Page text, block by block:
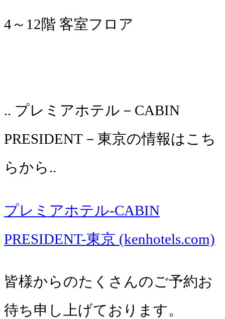
4～12階 客室フロア
.. プレミアホテル－CABIN
PRESIDENT－東京の情報はこち
らから..
プレミアホテル-CABIN
PRESIDENT-東京 (kenhotels.com)
皆様からのたくさんのご予約お
待ち申し上げております。